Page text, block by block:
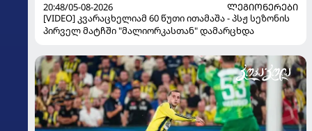
20:48/05-08-2026
ᲚᲔᲒᲘᲝᲜᲔᲠᲔᲑᲘ
[VIDEO] კვარაცხელიამ 60 წუთი ითამაშა - პსჟ სეზონის
პირველ მატჩში "მალიორკასთან" დამარცხდა